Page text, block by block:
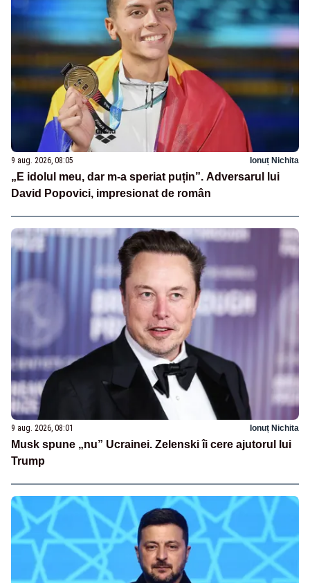
9 aug. 2026, 08:05 Ionuț Nichita
„E idolul meu, dar m-a speriat puțin”. Adversarul lui
David Popovici, impresionat de român
9 aug. 2026, 08:01 Ionuț Nichita
Musk spune „nu” Ucrainei. Zelenski îi cere ajutorul lui
Trump